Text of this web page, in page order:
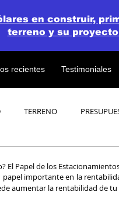
recientes Testimoniales
en construir,
terreno y su
TERRENO
El Papel de los
importante en la
aumentar la rentabilidad de